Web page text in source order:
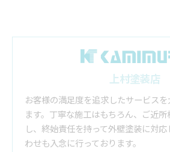
上村塗装店
お客様の満足度を追求したサービス
ます。丁寧な施工はもちろん、ご近
し、終始責任を持って外壁塗装に対
わせも入念に行っております。